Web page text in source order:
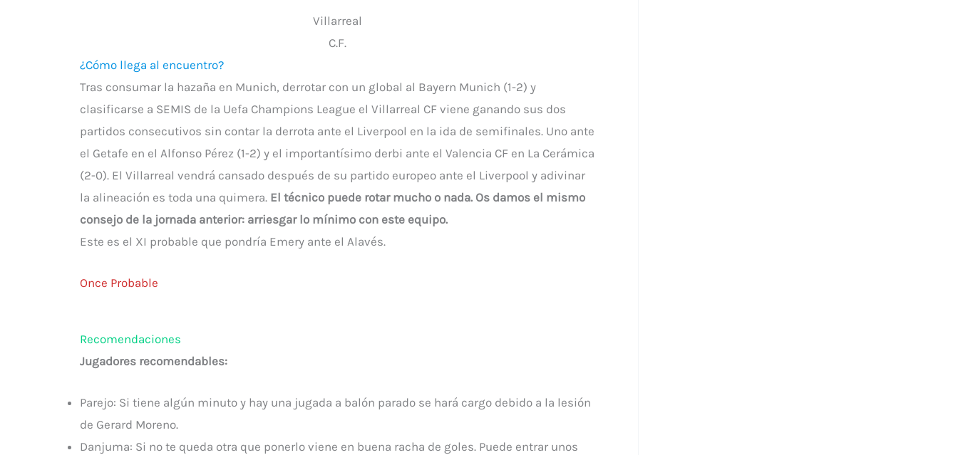
Villarreal
C.F.
¿Cómo llega al encuentro?
Tras consumar la hazaña en Munich, derrotar con un global al Bayern Munich (1-2) y
clasificarse a SEMIS de la Uefa Champions League el Villarreal CF viene ganando sus dos
partidos consecutivos sin contar la derrota ante el Liverpool en la ida de semifinales. Uno ante
el Getafe en el Alfonso Pérez (1-2) y el importantísimo derbi ante el Valencia CF en La Cerámica
(2-0). El Villarreal vendrá cansado después de su partido europeo ante el Liverpool y adivinar
la alineación es toda una quimera. El técnico puede rotar mucho o nada. Os damos el mismo
consejo de la jornada anterior: arriesgar lo mínimo con este equipo.
Este es el XI probable que pondría Emery ante el Alavés.
Once Probable
Recomendaciones
Jugadores recomendables:
Parejo: Si tiene algún minuto y hay una jugada a balón parado se hará cargo debido a la lesión
de Gerard Moreno.
Danjuma: Si no te queda otra que ponerlo viene en buena racha de goles. Puede entrar unos